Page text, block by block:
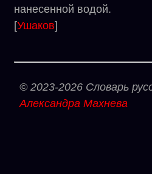
нанесенной водой.
[Ушаков]
© 2023-2026 Словарь
Александра Махнева